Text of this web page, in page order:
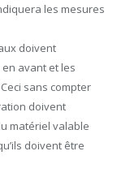
les mesures
doivent
avant et les
sans compter
doivent
matériel valable
doivent être